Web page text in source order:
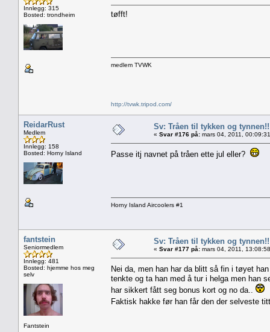
Innlegg: 315
Bosted: trondheim
tøfft!
medlem TVWK
http://tvwk.tripod.com/
ReidarRust
Medlem
Innlegg: 158
Bosted: Horny Island
Sv: Tråen til tykken og tynnen!!
« Svar #176 på: mars 04, 2011,
Passe itj navnet på tråen ette jul eller?
Horny Island Aircoolers #1
fantstein
Seniormedlem
Innlegg: 481
Bosted: hjemme hos meg
selv
Fantstein
Sv: Tråen til tykken og tynnen!!
« Svar #177 på: mars 04, 2011,
Nei da, men han har da blitt så fin i tøyet
tenkte og ta han med å tur i helga men han
har sikkert fått seg bonus kort og no da..
Faktisk hakke før han får den der selveste